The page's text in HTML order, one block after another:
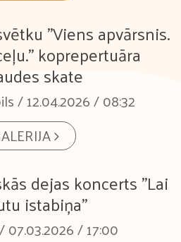
"Viens apvārsnis.
koprepertuāra
skate
/ 12.04.2026 / 08:32
dejas koncerts "Lai
istabiņa"
07.03.2026 / 17:00